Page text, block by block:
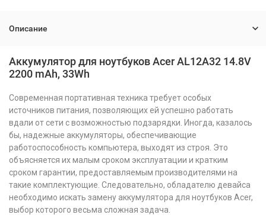
Описание
Аккумулятор для ноутбуков Acer AL12A32 14.8V
2200 mAh, 33Wh
Современная портативная техника требует особых
источников питания, позволяющих ей успешно работать
вдали от сети с возможностью подзарядки. Иногда, казалось
бы, надежные аккумуляторы, обеспечивающие
работоспособность компьютера, выходят из строя. Это
объясняется их малым сроком эксплуатации и кратким
сроком гарантии, предоставляемым производителями на
такие комплектующие. Следовательно, обладателю девайса
необходимо искать замену аккумулятора для ноутбуков Acer,
выбор которого весьма сложная задача.